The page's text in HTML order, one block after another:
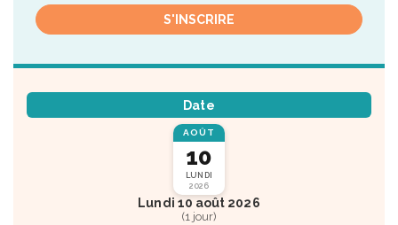
S'INSCRIRE
Date
AOÛT
10
LUNDI
2026
Lundi 10 août 2026
(1 jour)